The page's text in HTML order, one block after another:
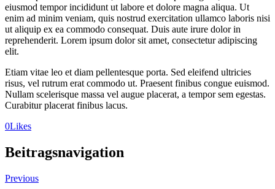
eiusmod tempor incididunt ut labore et dolore magna aliqua. Ut
enim ad minim veniam, quis nostrud exercitation ullamco laboris nisi
ut aliquip ex ea commodo consequat. Duis aute irure dolor in
reprehenderit. Lorem ipsum dolor sit amet, consectetur adipiscing
elit.
Etiam vitae leo et diam pellentesque porta. Sed eleifend ultricies
risus, vel rutrum erat commodo ut. Praesent finibus congue euismod.
Nullam scelerisque massa vel augue placerat, a tempor sem egestas.
Curabitur placerat finibus lacus.
0Likes
Beitragsnavigation
Previous